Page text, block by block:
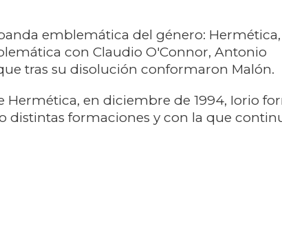
emblemática del género: Hermética,
con Claudio O'Connor, Antonio
tras su disolución conformaron Malón.
Hermética, en diciembre de 1994, Iorio
distintas formaciones y con la que